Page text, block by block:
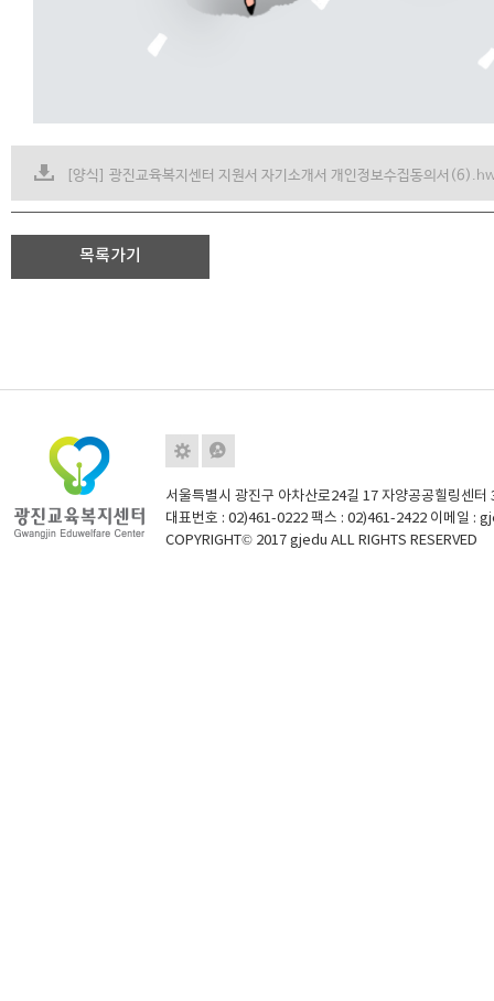
[양식] 광진교육복지센터 지원서 자기소개서 개인정보수집동의서
목록가기
서울특별시 광진구 아차산로24길 17 자양공공힐링센터
대표번호 : 02)461-0222 팩스 : 02)461-2422 이메일 :
COPYRIGHT© 2017 gjedu ALL RIGHTS RESERVED